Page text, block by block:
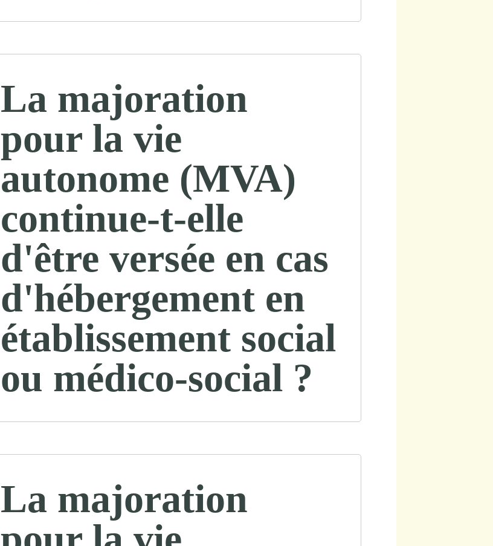
La majoration
pour la vie
autonome (MVA)
continue-t-elle
d'être versée en cas
d'hébergement en
établissement social
ou médico-social ?
La majoration